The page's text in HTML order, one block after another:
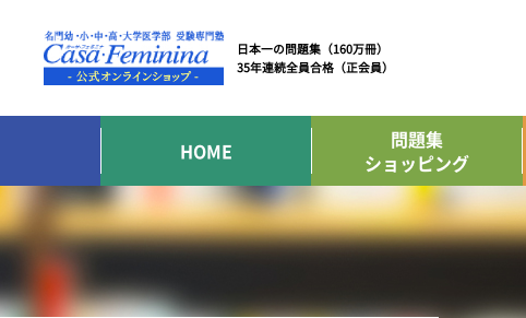
日本一の問題集（160万冊）
35年連続全員合格（正会員）
HOME
問題集
ショッピング